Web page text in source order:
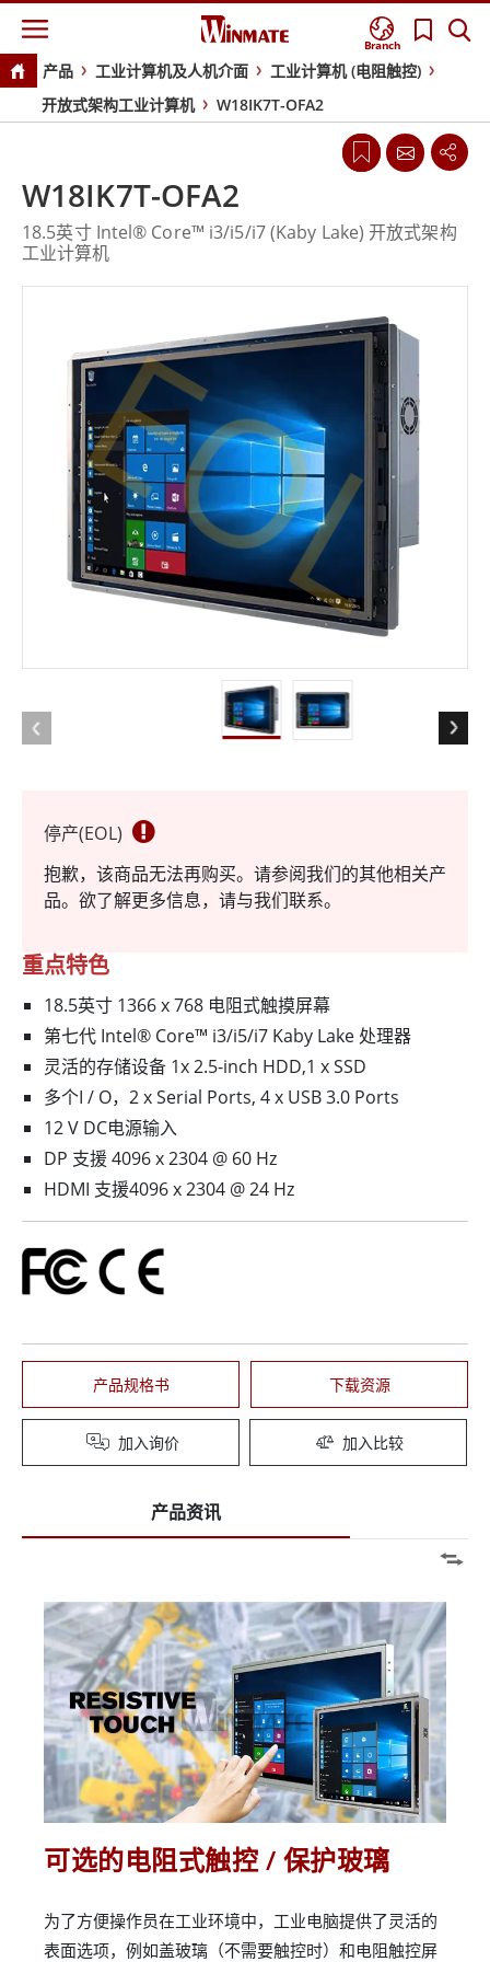
Branch
产品 工业计算机及人机介面
工业计算机 (电阻触控)
开放式架构工业计算机
W18IK7T-OFA2
停产(EOL)
抱歉，该商品无法再购买。请参阅我们的其他相关产
品。欲了解更多信息，请与我们联系。
重点特色
18.5英寸 1366 x 768 电阻式触摸屏幕
第七代 Intel® Core™ i3/i5/i7 Kaby Lake 处理器
灵活的存储设备 1x 2.5-inch HDD,1 x SSD
多个I / O，2 x Serial Ports, 4 x USB 3.0 Ports
12 V DC电源输入
DP 支援 4096 x 2304 @ 60 Hz
HDMI 支援4096 x 2304 @ 24 Hz
产品规格书 下载资源
加入询价 加入比较
W18IK7T-OFA2
18.5英寸 Intel® Core™ i3/i5/i7 (Kaby Lake) 开放式架构
工业计算机
EOL
产品资讯
可选的电阻式触控 / 保护玻璃
为了方便操作员在工业环境中，工业电脑提供了灵活的
表面选项，例如盖玻璃（不需要触控时）和电阻触控屏